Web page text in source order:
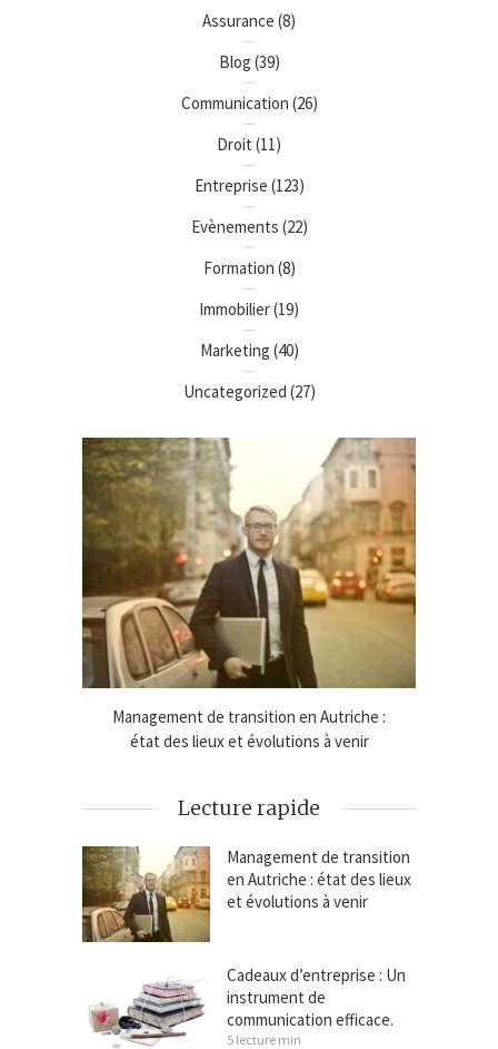
Assurance (8)
Blog (39)
Communication (26)
Droit (11)
Entreprise (123)
Evènements (22)
Formation (8)
Immobilier(19)
Marketing (40)
Uncategorized (27)
Management de transition en Autriche :
état des lieux et évolutions à venir
Lecture rapide
Management de transition
en Autriche : état des lieux
et évolutions à venir
Cadeaux d’entreprise : Un
instrument de
communication efficace.
5 lecture min